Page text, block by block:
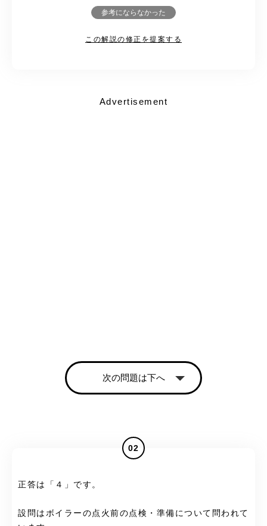
参考にならなかった
この解説の修正を提案する
Advertisement
次の問題は下へ
02
正答は「４」です。
設問はボイラーの点火前の点検・準備について問われて